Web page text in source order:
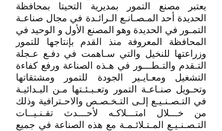
يعتبر مصنع التمور بمديرية التحيتا بمحافظة
الحديدة أحد المـصـانـع الـرائـدة في مجال صناعـة
التمـور في الحديدة وهو المصنع الأول و الوحيد في
المحافظة المعروفة منذ القدم بإنتاجها للتمور
وزراعتها للنخيل والتي سـاهمت في دفـع عـجلة
التـقدم والتـطـــور في هـذه الصناعة ورفع كفاءة
التشغيل ومعـايـير الجودة للتمور ومشتقاتها
وتحـويل صنـاعـة التمور وتعـبـئـتها مـن البـدائيـة
في التـصـنـيـع إلـى التـخـصـص والاحـترافية وذلك
من خـــلال امتـــلاكـه لأحـــدث تقـنـيــات
التـصـنـيـع المـتـلائـمـة مع هذه الصناعة في جميع